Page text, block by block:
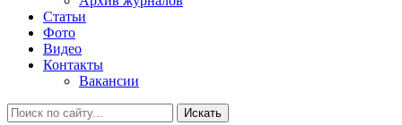
Статьи
Фото
Видео
Контакты
Вакансии
Искать